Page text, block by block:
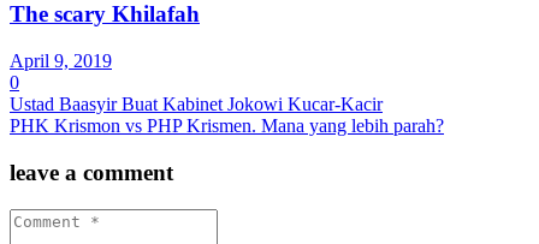
The scary Khilafah
April 9, 2019
0
Ustad Baasyir Buat Kabinet Jokowi Kucar-Kacir
PHK Krismon vs PHP Krismen. Mana yang lebih parah?
leave a comment